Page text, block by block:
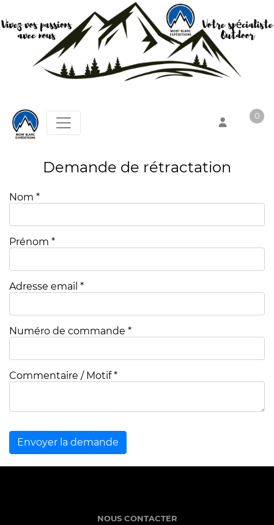
0
Votre panier est vide !
Demande de rétractation
Nom *
Prénom *
Adresse email *
Numéro de commande *
Commentaire / Motif *
Envoyer la demande
NOUS CONTACTER